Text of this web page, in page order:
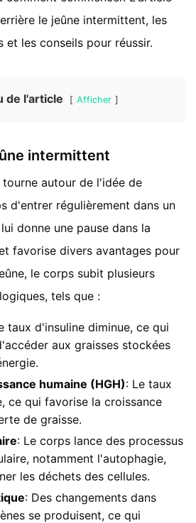
le jeûne intermittent, les
et les conseils pour réussir.
de l'article Afficher
intermittent
autour de l'idée de
d'entrer régulièrement dans un
donne une pause dans la
favorise divers avantages pour
le corps subit plusieurs
tels que :
taux d'insuline diminue, ce qui
aux graisses stockées
humaine (HGH): Le taux
ce qui favorise la croissance
de graisse.
: Le corps lance des processus
notamment l'autophagie,
les déchets des cellules.
: Des changements dans
se produisent, ce qui